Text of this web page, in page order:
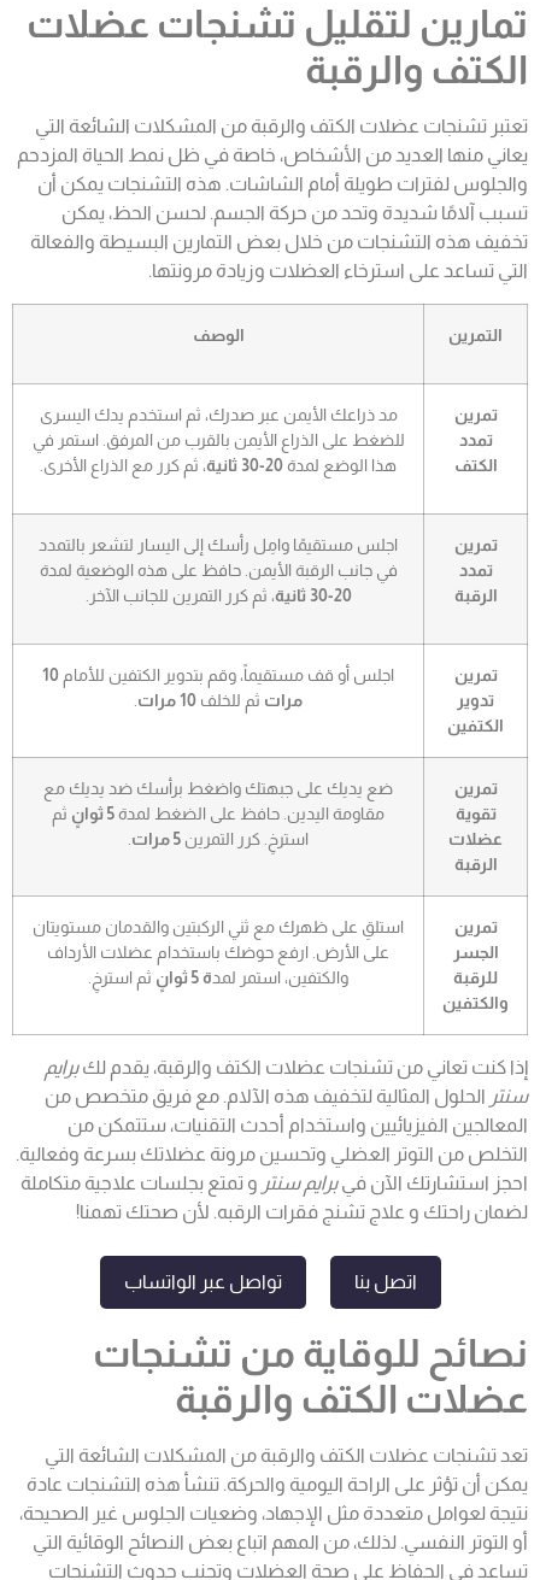
تمارين لتقليل تشنجات عضلات
الكتف والرقبة
تعتبر تشنجات عضلات الكتف والرقبة من المشكلات الشائعة التي
يعاني منها العديد من الأشخاص، خاصة في ظل نمط الحياة المزدحم
والجلوس لفترات طويلة أمام الشاشات. هذه التشنجات يمكن أن
تسبب آلامًا شديدة وتحد من حركة الجسم. لحسن الحظ، يمكن
تخفيف هذه التشنجات من خلال بعض التمارين البسيطة والفعالة
التي تساعد على استرخاء العضلات وزيادة مرونتها.
التمرين الوصف
تمرين
تمدد
الكتف
مد ذراعك الأيمن عبر صدرك، ثم استخدم يدك اليسرى
للضغط على الذراع الأيمن بالقرب من المرفق. استمر في
هذا الوضع لمدة20-30 ثانية ، ثم كرر مع الذراع الأخرى.
تمرين
تمدد
الرقبة
اجلس مستقيمًا وامِل رأسك إلى اليسار لتشعر بالتمدد
في جانب الرقبة الأيمن. حافظ على هذه الوضعية لمدة
20-30 ثانية
، ثم كرر التمرين للجانب الآخر.
تمرين
تدوير
الكتفين
اجلس أو قف مستقيماً، وقم بتدوير الكتفين للأمام 10
مرات ثم للخلف 10 مرات
تمرين
تقوية
عضلات
الرقبة
ضع يديك على جبهتك واضغط برأسك ضد يديك مع
مقاومة اليدين. حافظ على الضغط لمدة
ثم
استرخِ. كرر التمرين
تمرين
الجسر
للرقبة
والكتفين
استلقِ على ظهرك مع ثني الركبتين والقدمان مستويتان
على الأرض. ارفع حوضك باستخدام عضلات الأرداف
والكتفين، استمر لمدة 5 ثوانٍ ثم استرخِ.
إذا كنت تعاني من تشنجات عضلات الكتف والرقبة، يقدم لكبرايم
سنتر الحلول المثالية لتخفيف هذه الآلام. مع فريق متخصص من
المعالجين الفيزيائيين واستخدام أحدث التقنيات، ستتمكن من
التخلص من التوتر العضلي وتحسين مرونة عضلاتك بسرعة وفعالية.
احجز استشارتك الآن فيبرايم سنتر و تمتع بجلسات علاجية متكاملة
لضمان راحتك و علاج تشنج فقرات الرقبه. لأن صحتك تهمنا!
اتصل بنا تواصل عبر الواتساب
نصائح للوقاية من تشنجات
عضلات الكتف والرقبة
تعد تشنجات عضلات الكتف والرقبة من المشكلات الشائعة التي
يمكن أن تؤثر على الراحة اليومية والحركة. تنشأ هذه التشنجات عادة
نتيجة لعوامل متعددة مثل الإجهاد، وضعيات الجلوس غير الصحيحة،
أو التوتر النفسي. لذلك، من المهم اتباع بعض النصائح الوقائية التي
تساعد في الحفاظ على صحة العضلات وتجنب حدوث التشنجات